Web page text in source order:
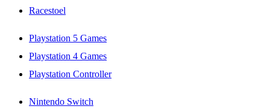
Racestoel
Playstation 5 Games
Playstation 4 Games
Playstation Controller
Nintendo Switch